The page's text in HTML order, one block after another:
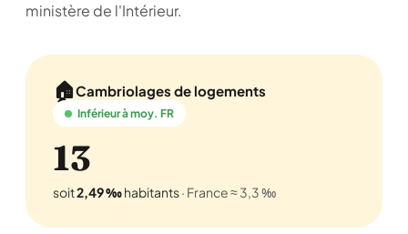
ministère de l'Intérieur.
🏠Cambriolages de logements
Inférieur à moy. FR
13
soit2,49 ‰habitants· France ≈ 3,3 ‰